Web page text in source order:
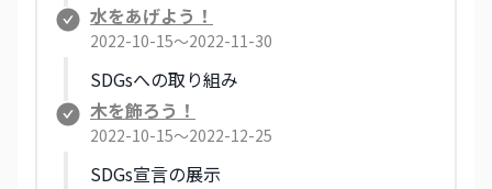
水をあげよう！
2022-10-15〜2022-11-30
SDGsへの取り組み
木を飾ろう！
2022-10-15〜2022-12-25
SDGs宣言の展示